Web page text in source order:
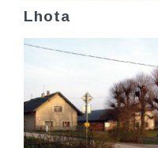
Lhota